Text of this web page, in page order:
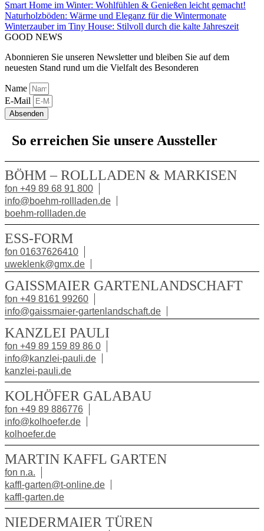
Smart Home im Winter: Wohlfühlen & Genießen leicht gemacht!
Naturholzböden: Wärme und Eleganz für die Wintermonate
Winterzauber im Tiny House: Stilvoll durch die kalte Jahreszeit
GOOD NEWS
Abonnieren Sie unseren Newsletter und bleiben Sie auf dem
neuesten Stand rund um die Vielfalt des Besonderen
Name
E-Mail
Absenden
So erreichen Sie unsere Aussteller
BÖHM – ROLLLADEN & MARKISEN
fon +49 89 68 91 800
info@boehm-rollladen.de
boehm-rollladen.de
ESS-FORM
fon 01637626410
uweklenk@gmx.de
GAISSMAIER GARTENLANDSCHAFT
fon +49 8161 99260
info@gaissmaier-gartenlandschaft.de
KANZLEI PAULI
fon +49 89 159 89 86 0
info@kanzlei-pauli.de
kanzlei-pauli.de
KOLHÖFER GALABAU
fon +49 89 886776
info@kolhoefer.de
kolhoefer.de
MARTIN KAFFL GARTEN
fon n.a.
kaffl-garten@t-online.de
kaffl-garten.de
NIEDERMAIER TÜREN